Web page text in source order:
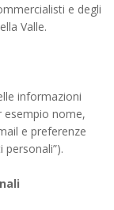
e degli
Valle.
informazioni
esempio nome,
e preferenze